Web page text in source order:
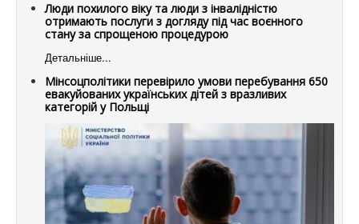
Люди похилого віку та люди з інвалідністю
отримають послуги з догляду під час воєнного
стану за спрощеною процедурою
Детальніше...
Мінсоцполітики перевірило умови перебування 650
евакуйованих українських дітей з вразливих
категорій у Польщі